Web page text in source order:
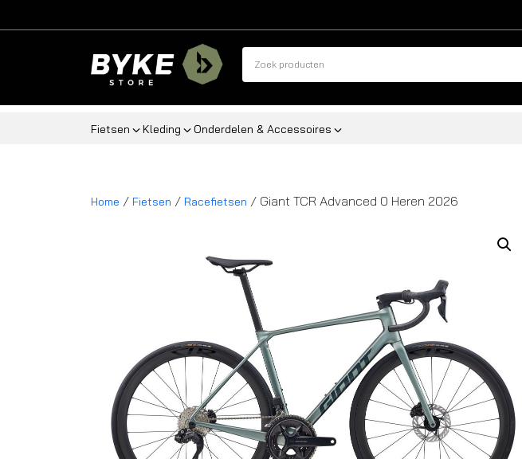
Fietsen Kleding Onderdelen & Accessoires
Home / Fietsen / Racefietsen / Giant TCR Advanced 0 Heren 2026